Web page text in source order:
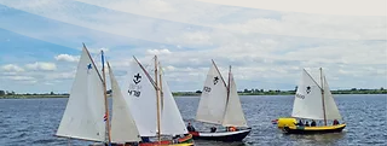
Meld mij aan!